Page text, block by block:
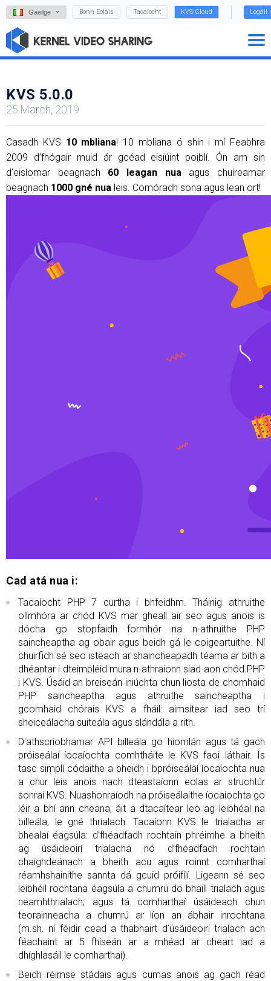
Gaeilge Bonn Eolais Tacaíocht KVS Cloud Logáil
KVS 5.0.0
25 March, 2019
Casadh KVS 10 mbliana! 10 mbliana ó shin i mí Feabhra
2009 d’fhógair muid ár gcéad eisiúint poiblí. Ón am sin
d'eisíomar beagnach 60 leagan nuaagus chuireamar
beagnach 1000 gné nua leis. Comóradh sona agus lean ort!
Cad atá nua i:
Tacaíocht PHP 7 curtha i bhfeidhm. Tháinig athruithe
ollmhóra ar chód KVS mar gheall air seo agus anois is
dócha go stopfaidh formhór na n-athruithe PHP
saincheaptha ag obair agus beidh gá le coigeartuithe. Ní
chuirfidh sé seo isteach ar shaincheapadh téama ar bith a
dhéantar i dteimpléid mura n-athraíonn siad aon chód PHP
i KVS. Úsáid an breiseán iniúchta chun liosta de chomhaid
PHP saincheaptha agus athruithe saincheaptha i
gcomhaid chórais KVS a fháil: aimsítear iad seo trí
sheiceálacha suiteála agus slándála a rith.
D'athscríobhamar API billeála go hiomlán agus tá gach
próiseálaí íocaíochta comhtháite le KVS faoi láthair. Is
tasc simplí códaithe a bheidh i bpróiseálaí íocaíochta nua
a chur leis anois nach dteastaíonn eolas ar struchtúr
sonraí KVS. Nuashonraíodh na próiseálaithe íocaíochta go
léir a bhí ann cheana, áit a dtacaítear leo ag leibhéal na
billeála, le gné thrialach. Tacaíonn KVS le trialacha ar
bhealaí éagsúla: d’fhéadfadh rochtain phréimhe a bheith
ag úsáideoirí trialacha nó d’fhéadfadh rochtain
chaighdeánach a bheith acu agus roinnt comharthaí
réamhshainithe sannta dá gcuid próifílí. Ligeann sé seo
leibhéil rochtana éagsúla a chumrú do bhaill trialach agus
neamhthrialach; agus tá comharthaí úsáideach chun
teorainneacha a chumrú ar líon an ábhair inrochtana
(m.sh. ní féidir cead a thabhairt d’úsáideoirí trialach ach
féachaint ar 5 fhíseán ar a mhéad ar cheart iad a
dhíghlasáil le comharthaí).
Beidh réimse stádais agus cumas anois ag gach réad